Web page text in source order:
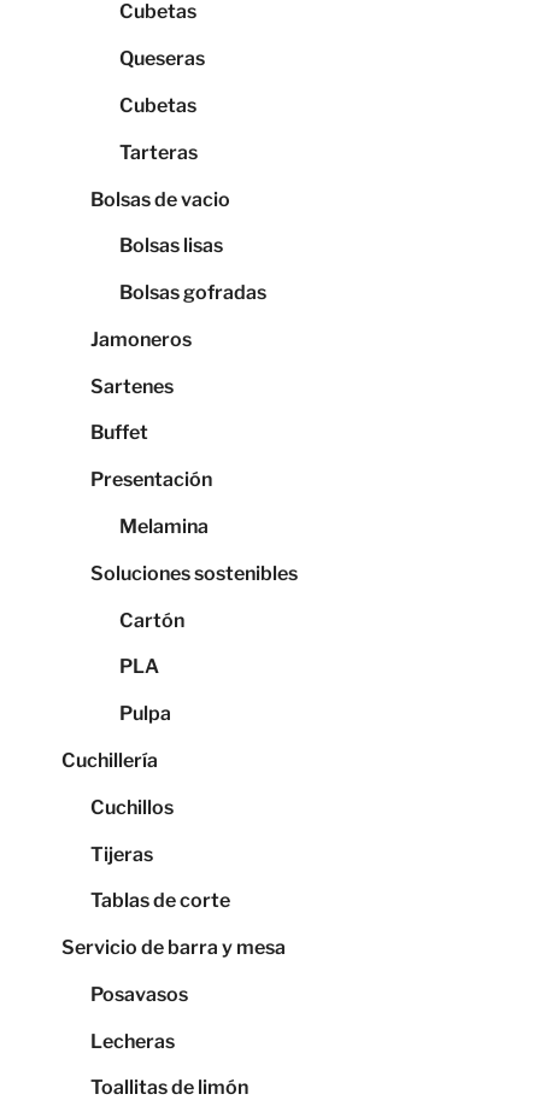
Cubetas
Queseras
Cubetas
Tarteras
Bolsas de vacio
Bolsas lisas
Bolsas gofradas
Jamoneros
Sartenes
Buffet
Presentación
Melamina
Soluciones sostenibles
Cartón
PLA
Pulpa
Cuchillería
Cuchillos
Tijeras
Tablas de corte
Servicio de barra y mesa
Posavasos
Lecheras
Toallitas de limón